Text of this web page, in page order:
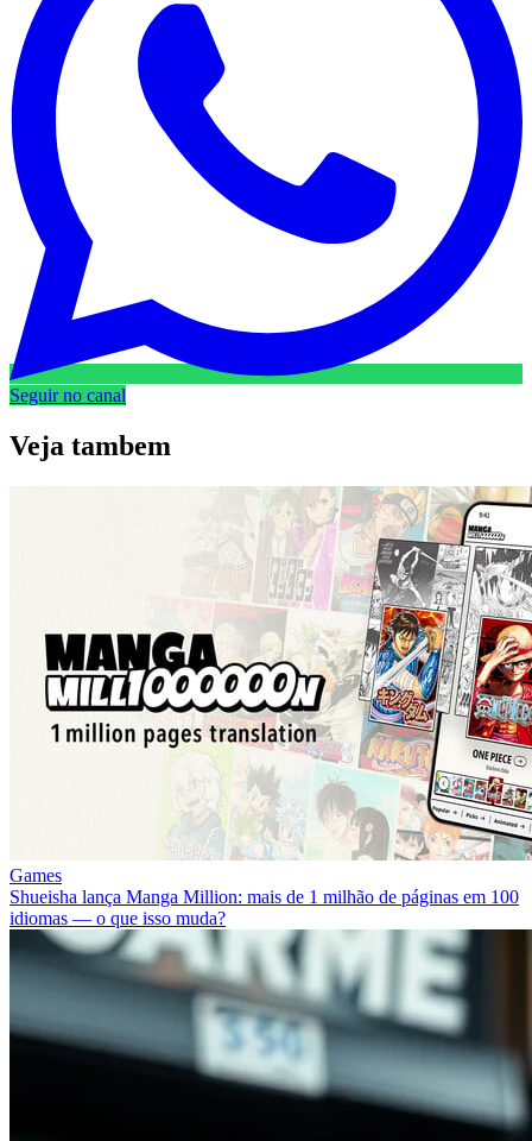
Seguir no canal
Veja tambem
Games
Shueisha lança Manga Million: mais de 1 milhão de páginas em 100
idiomas — o que isso muda?